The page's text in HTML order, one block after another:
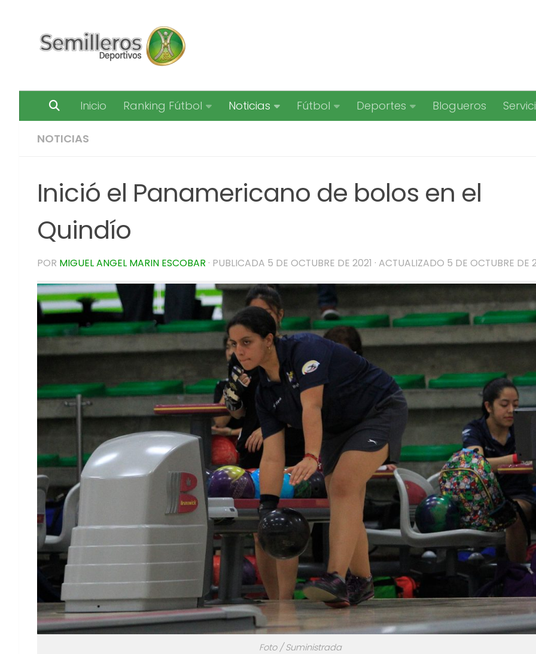
Inicio Ranking Fútbol Noticias Fútbol Deportes Blogueros
NOTICIAS
Inició el Panamericano de bolos en el
Quindío
POR MIGUEL ANGEL MARIN ESCOBAR · PUBLICADA 5 DE OCTUBRE DE 2021 · ACTUALIZADO 5 DE OCTUBRE DE
Foto / Suministrada